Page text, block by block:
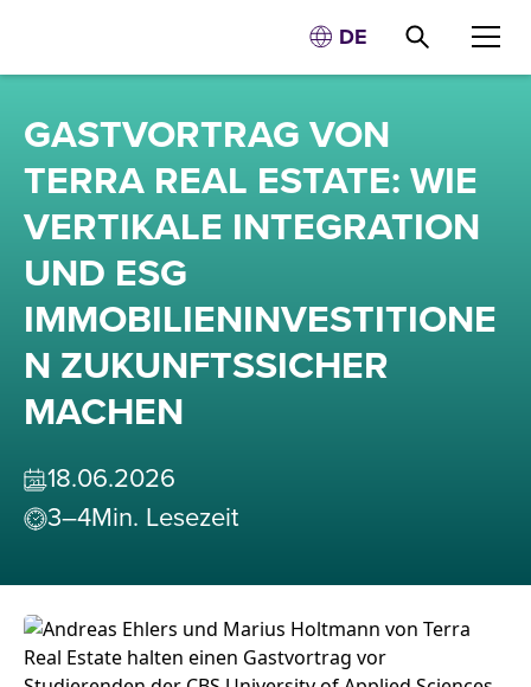
DE
GASTVORTRAG VON
TERRA REAL ESTATE: WIE
VERTIKALE INTEGRATION
UND ESG
IMMOBILIENINVESTITIONE
N ZUKUNFTSSICHER
MACHEN
18.06.2026
3–4Min. Lesezeit